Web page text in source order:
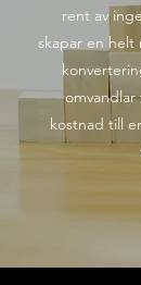
rent av
skapar en helt
omvandlar
kostnad till